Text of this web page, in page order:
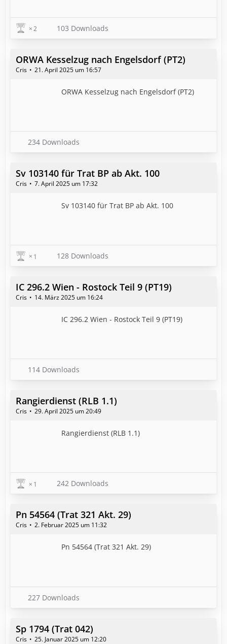
2 103 Downloads
ORWA Kesselzug nach Engelsdorf (PT2)
Cris 21. April 2025 um 16:57
ORWA Kesselzug nach Engelsdorf (PT2)
234 Downloads
Sv 103140 für Trat BP ab Akt. 100
Cris 7. April 2025 um 17:32
Sv 103140 für Trat BP ab Akt. 100
1 128 Downloads
IC 296.2 Wien - Rostock Teil 9 (PT19)
Cris 14. März 2025 um 16:24
IC 296.2 Wien - Rostock Teil 9 (PT19)
114 Downloads
Rangierdienst (RLB 1.1)
Cris 29. April 2025 um 20:49
Rangierdienst (RLB 1.1)
1 242 Downloads
Pn 54564 (Trat 321 Akt. 29)
Cris 2. Februar 2025 um 11:32
Pn 54564 (Trat 321 Akt. 29)
227 Downloads
Sp 1794 (Trat 042)
Cris 25. Januar 2025 um 12:20